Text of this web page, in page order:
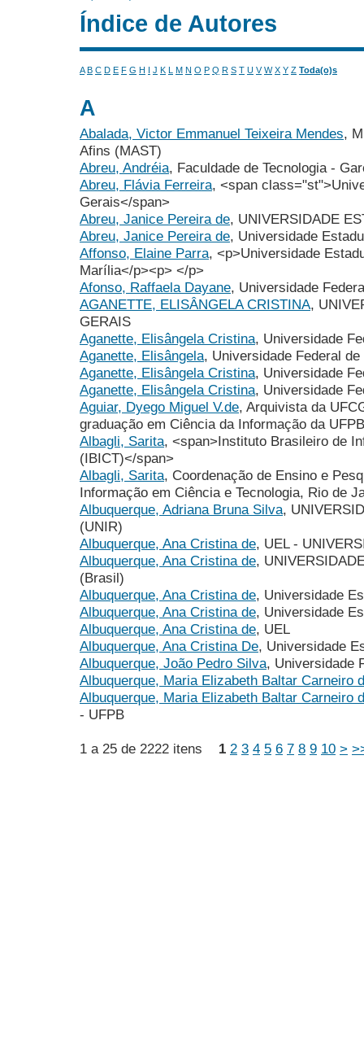
Índice de Autores
A B C D E F G H I J K L M N O P Q R S T U V W X Y Z Toda(o)s
A
Abalada, Victor Emmanuel Teixeira Mendes,
Afins (MAST)
Abreu, Andréia, Faculdade de Tecnologia -
Abreu, Flávia Ferreira, <span
Gerais</span>
Abreu, Janice Pereira de, UNIVERSIDADE
Abreu, Janice Pereira de, Universidade
Affonso, Elaine Parra, <p>Universidade
Marília</p><p> </p>
Afonso, Raffaela Dayane, Universidade
AGANETTE, ELISÂNGELA CRISTINA,
GERAIS
Aganette, Elisângela Cristina, Universidade
Aganette, Elisângela, Universidade Federal
Aganette, Elisângela Cristina, Universidade
Aganette, Elisângela Cristina, Universidade
Aguiar, Dyego Miguel V.de, Arquivista da
graduação em Ciência da Informação da
Albagli, Sarita, <span>Instituto Brasileiro de
(IBICT)</span>
Albagli, Sarita, Coordenação de Ensino e
Informação em Ciência e Tecnologia, Rio de
Albuquerque, Adriana Bruna Silva,
(UNIR)
Albuquerque, Ana Cristina de, UEL -
Albuquerque, Ana Cristina de,
(Brasil)
Albuquerque, Ana Cristina de, Universidade
Albuquerque, Ana Cristina de, Universidade
Albuquerque, Ana Cristina de, UEL
Albuquerque, Ana Cristina De, Universidade
Albuquerque, João Pedro Silva, Universidade
Albuquerque, Maria Elizabeth Baltar Carneiro
Albuquerque, Maria Elizabeth Baltar Carneiro
- UFPB
1 a 25 de 2222 itens 1 2 3 4 5 6 7 8 9 10 >